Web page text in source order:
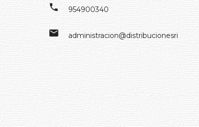
954900340
administracion@distribucionesrivero.es